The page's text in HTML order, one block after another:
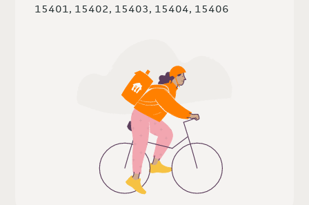
15401, 15402, 15403, 15404, 15406